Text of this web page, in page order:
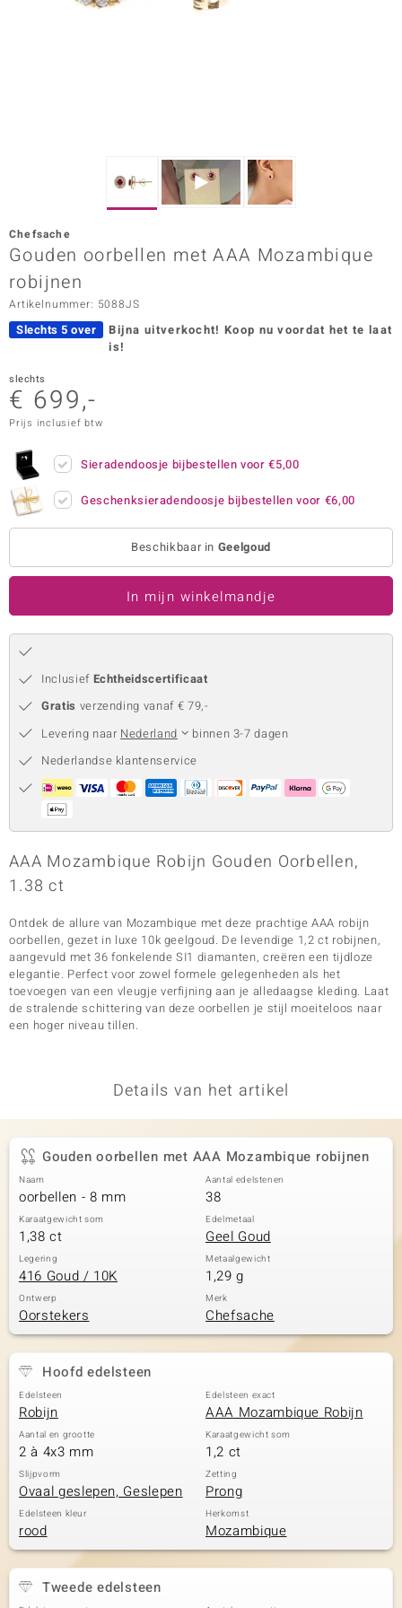
Vogue
Collection
Chefsache
Gouden oorbellen met AAA Mozambique
robijnen
Artikelnummer: 5088JS
Slechts 5 over Bijna uitverkocht! Koop nu voordat het te laat
is!
slechts
€ 699,-
Prijs inclusief btw
Sieradendoosje bijbestellen voor€5,00
Geschenksieradendoosje bijbestellen voor €6,00
Beschikbaar in Geelgoud
In mijn winkelmandje
Inclusief Echtheidscertificaat
Gratis verzending vanaf € 79,-
Levering naar Nederland
binnen 3-7 dagen
Nederlandse klantenservice
AAA Mozambique Robijn Gouden Oorbellen,
1.38 ct
Ontdek de allure van Mozambique met deze prachtige AAA robijn
oorbellen, gezet in luxe 10k geelgoud. De levendige 1,2 ct robijnen,
aangevuld met 36 fonkelende SI1 diamanten, creëren een tijdloze
elegantie. Perfect voor zowel formele gelegenheden als het
toevoegen van een vleugje verfijning aan je alledaagse kleding. Laat
de stralende schittering van deze oorbellen je stijl moeiteloos naar
een hoger niveau tillen.
Details van het artikel
Gouden oorbellen met AAA Mozambique robijnen
Naam
oorbellen - 8 mm
Aantal edelstenen
38
Karaatgewicht som
1,38 ct
Edelmetaal
Geel Goud
Legering
416 Goud / 10K
Metaalgewicht
1,29 g
Ontwerp
Oorstekers
Merk
Chefsache
Hoofd edelsteen
Edelsteen
Robijn
Edelsteen exact
AAA Mozambique Robijn
Aantal en grootte
2 à 4x3 mm
Karaatgewicht som
1,2 ct
Slijpvorm
Ovaal geslepen, Geslepen
Zetting
Prong
Edelsteen kleur
rood
Herkomst
Mozambique
Tweede edelsteen